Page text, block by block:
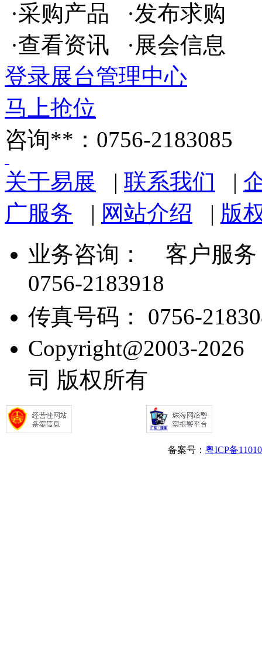
·采购产品 ·发布求购
·查看资讯 ·展会信息
登录展台管理中心
马上抢位
咨询**：0756-2183085
关于易展 | 联系我们 |
广服务 | 网站介绍 | 版
业务咨询：
客户服务
0756-2183918
传真号码： 0756-
Copyright@2003-
司 版权所有
备案号： 粤ICP备